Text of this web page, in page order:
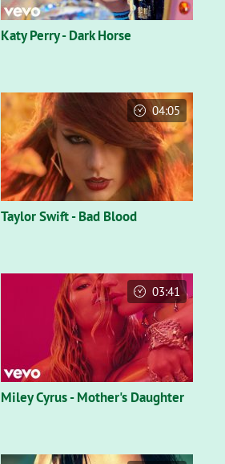
Katy Perry - Dark Horse
Taylor Swift - Bad Blood
04:05
Miley Cyrus - Mother's Daughter
03:41